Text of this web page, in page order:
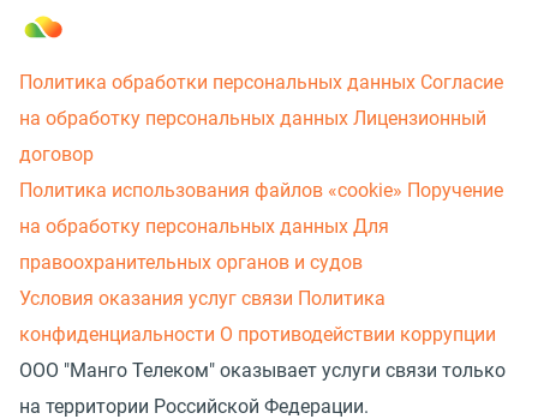
Политика обработки персональных данных Согласие
на обработку персональных данных Лицензионный
договор
Политика использования файлов «cookie» Поручение
на обработку персональных данных Для
правоохранительных органов и судов
Условия оказания услуг связи Политика
конфиденциальности О противодействии коррупции
ООО "Манго Телеком" оказывает услуги связи только
на территории Российской Федерации.